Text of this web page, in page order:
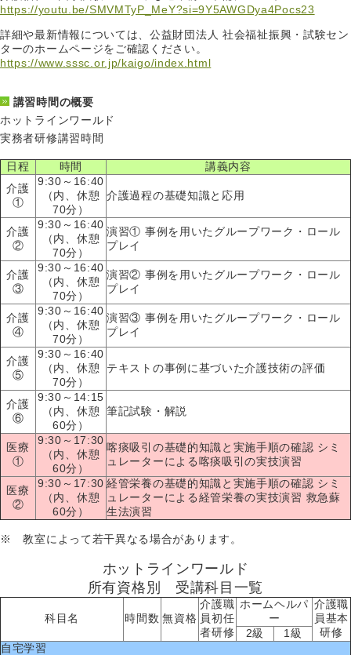
https://youtu.be/SMVMTyP_MeY?si=9Y5AWGDya4Pocs23
詳細や最新情報については、公益財団法人 社会福祉振興・試験セン
ターのホームページをご確認ください。
https://www.sssc.or.jp/kaigo/index.html
講習時間の概要
ホットラインワールド
実務者研修講習時間
日程 時間
講義内容
介護
①
9:30～16:40
（内、休憩
70分）
介護過程の基礎知識と応用
介護
②
9:30～16:40
（内、休憩
70分）
演習① 事例を用いたグループワーク・ロール
プレイ
介護
③
9:30～16:40
（内、休憩
70分）
演習② 事例を用いたグループワーク・ロール
プレイ
介護
④
9:30～16:40
（内、休憩
70分）
演習③ 事例を用いたグループワーク・ロール
プレイ
介護
⑤
9:30～16:40
（内、休憩
70分）
テキストの事例に基づいた介護技術の評価
介護
⑥
9:30～14:15
（内、休憩
60分）
筆記試験・解説
医療
①
9:30～17:30
（内、休憩
60分）
喀痰吸引の基礎的知識と実施手順の確認 シミ
ュレーターによる喀痰吸引の実技演習
医療
②
9:30～17:30
（内、休憩
60分）
経管栄養の基礎的知識と実施手順の確認 シミ
ュレーターによる経管栄養の実技演習 救急蘇
生法演習
※ 教室によって若干異なる場合があります。
ホットラインワールド
所有資格別 受講科目一覧
科目名 時間数 無資格
介護職
員初任
者研修
ホームヘルパ
ー
介護職
員基本
研修
2級
1級
自宅学習